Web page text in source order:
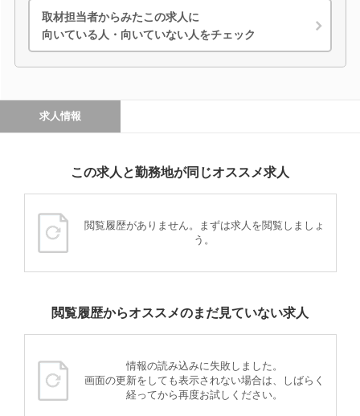
取材担当者からみたこの求人に
向いている人・向いていない人をチェック
求人情報
この求人と勤務地が同じオススメ求人
閲覧履歴がありません。まずは求人を閲覧しましょ
う。
閲覧履歴からオススメのまだ見ていない求人
情報の読み込みに失敗しました。
画面の更新をしても表示されない場合は、しばらく
経ってから再度お試しください。